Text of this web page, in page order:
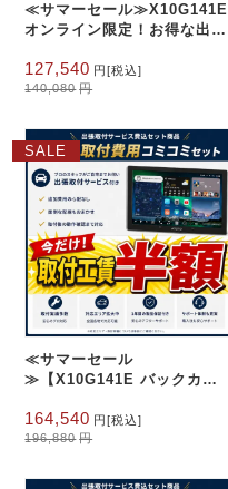
≪サマーセール≫X10G141E
オンライン限定！お得な出張
8+128G フローティング型
140,080 円
元
の
価
140,080
円
で
し
た。
127,540 円
現
在
の
は
127,540
円
で
す。
[税込]
SALE
≪サマーセール
≫【X10G141E バックカメ
オンライン限定！お得な出張
取付費込み14.1インチ
AC-HD02LR・AC-
196,880 円
元
の
価
164,540 円
現
在
の
[税込]